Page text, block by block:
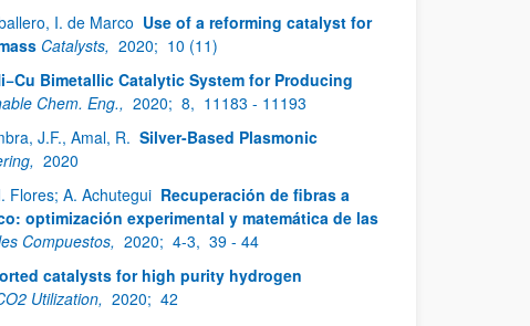
I. de Marco Use of a reforming catalyst for
Catalysts, 2020; 10 (11)
Bimetallic Catalytic System for Producing
Chem. Eng., 2020; 8, 11183 - 11193
J.F., Amal, R. Silver-Based Plasmonic
2020
Flores; A. Achutegui Recuperación de fibras a
optimización experimental y matemática de las
Compuestos, 2020; 4-3, 39 - 44
catalysts for high purity hydrogen
Utilization, 2020; 42